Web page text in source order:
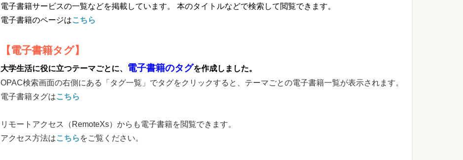
電子書籍サービスの一覧などを掲載しています。 本のタイトルなどで検索して閲覧できます。
電子書籍のページはこちら
【電子書籍タグ】
大学生活に役に立つテーマごとに、 電子書籍のタグを作成しました。
OPAC検索画面の右側にある「タグ一覧」でタグをクリックすると、テーマごとの電子書籍一覧が表示されます。
電子書籍タグはこちら
リモートアクセス（RemoteXs）からも電子書籍を閲覧できます。
アクセス方法はこちら をご覧ください。